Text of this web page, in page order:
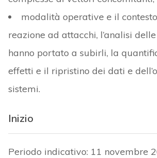
modalità operative e il
reazione ad attacchi, l’analisi
hanno portato a subirli, la
effetti e il ripristino dei dati e
sistemi.
Inizio
Periodo indicativo: 11 novembre